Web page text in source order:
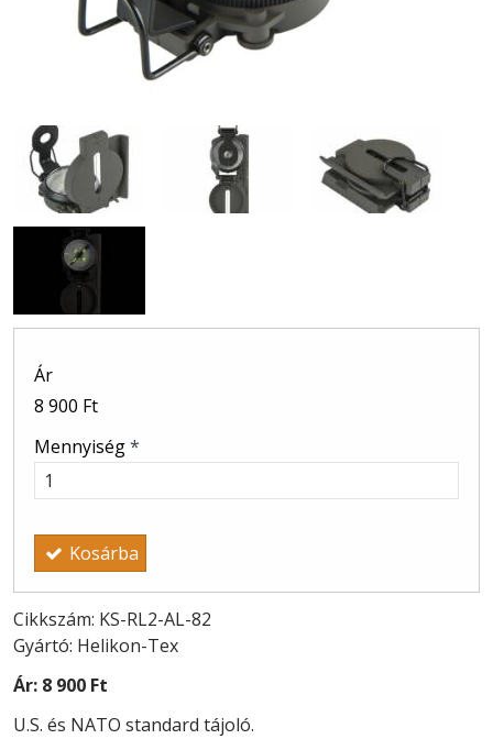
Ár
8 900 Ft
Mennyiség*
Kosárba
Cikkszám: KS-RL2-AL-82
Gyártó: Helikon-Tex
Ár: 8 900 Ft
U.S. és NATO standard tájoló.